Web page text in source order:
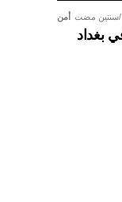
أمن سنتين مضت
بغداد